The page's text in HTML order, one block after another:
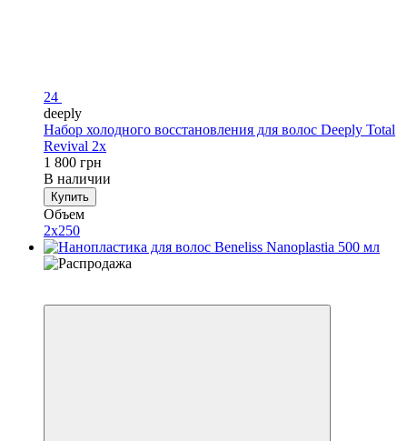
24
deeply
Набор холодного восстановления для волос Deeply Total
Revival 2x
1 800 грн
В наличии
Купить
Объем
2х250